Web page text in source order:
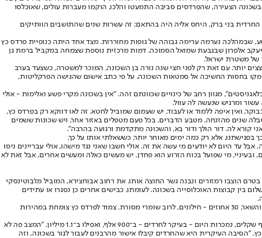
הצעירה, שהפרדסים סביבה התמעטו והלכו, הוקמו מעברות עולים, שאוכלסו
החרדית בני ברק, היחס אליה היה בהתאם; זה עשרות שנים שהתושבים הוותיקים
שבמהלכה נערמה ערימה גבוהה של גופות מחוררות. מצד אחד היתה כנופיית פרדס כץ
אלפרון שבגבעת שמואל הסמוכה. דמות מרכזית נוספת שצמחה במקביל ברמת גן
של משטרת ישראל.
יותר. עם זאת רק לפני חצי שנה נורה בן השכונה, המוכר למשטרה, כשצעד בערב
חמקו בחסות החשיכה אל סמטאות השכונה. על פי כתב אישום שהגישה הפרקליטות,
מגוון רחב של כינויים שכוונתם זהה. "אין בשכונה מקרי פשע ואלימות - אולי
ומרגיש שנעשה לה עוול.
ואין איפה ללמוד או לעבוד, יש שעמום שמוביל לחטא. זה לאו דווקא רק בפרדס כץ,
שנים מהזנחה. מטבע הדברים, בכל פעם מטפלים באזור אחר, ויש שכונות ששמים
קורא לה. דור הולך ודור בא, והשכונה מתקדמת ורגועה בהרבה".
בפגישתנו, אלא רק כמה ימים מאוחר יותר, כששאלתי אותו על כך.
עד היום לא יודעים מי עשה את זה. אולי חשבו שאני נגד מישהו, אולי עבריינים ניסו
ובעיניי, מי שפועל בכוח הזרוע הוא פחדן. יש מעשים כאלה ומעשים אחרים, אבל זאת לא
הוצבו רמזורים ונבנה גשר החוצה אותו. את רחוב אבוחצירא, המוביל מז'בוטינסקי
קבוצות האוכלוסייה בשכונה. לעומתו, כבישים אחרים כן נסגרו או עתידים
היום חיים בפרדס כץ כ־27 אלף תושבים, מתוך 170 אלף תושבי בני ברק. כמחציתם, על פי נתוני העירייה, הם חרדים, 20 אחוזים דתיים, והשאר, 30 אחוזים - חילונים, לרוב שומרי מסורת. צמוד לפרדס כץ צומחת במהירות
את הסיפור של פרדס כץ אפשר ללמוד גם ממחירי הנדל"ן בשכונה. דירות שניים וחצי חדרים, שמחירן נאמד לפני שלוש שנים בכ־600 אלף שקלים, נמכרות היום - בעיקר לחרדים - ב־900 אלף, ואפילו ב־1.1 מיליון. "המצב פה לא
"הסיבה העיקרית היא שהחרדים קיבלו אישור מהרבנים לעבור לגור בשכונה, וזה